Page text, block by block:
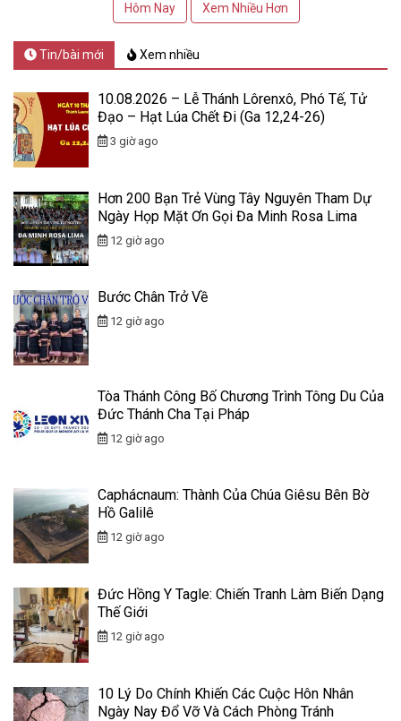
Hôm Nay Xem Nhiều Hơn
Tin/bài mới Xem nhiều
10.08.2026 – Lễ Thánh Lôrenxô, Phó Tế, Tử
Đạo – Hạt Lúa Chết Đi (Ga 12,24-26)
3 giờ ago
Hơn 200 Bạn Trẻ Vùng Tây Nguyên Tham Dự
Ngày Họp Mặt Ơn Gọi Đa Minh Rosa Lima
12 giờ ago
Bước Chân Trở Về
12 giờ ago
Tòa Thánh Công Bố Chương Trình Tông Du Của
Đức Thánh Cha Tại Pháp
12 giờ ago
Caphácnaum: Thành Của Chúa Giêsu Bên Bờ
Hồ Galilê
12 giờ ago
Đức Hồng Y Tagle: Chiến Tranh Làm Biến Dạng
Thế Giới
12 giờ ago
10 Lý Do Chính Khiến Các Cuộc Hôn Nhân
Ngày Nay Đổ Vỡ Và Cách Phòng Tránh